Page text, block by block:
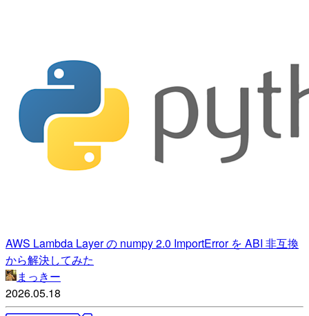
AWS Lambda Layer の numpy 2.0 ImportError を ABI 非互換
から解決してみた
まっきー
2026.05.18